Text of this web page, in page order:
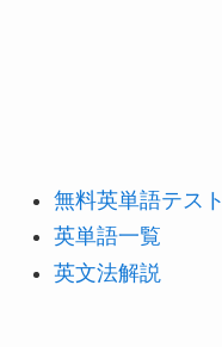
無料英単語テスト
英単語一覧
英文法解説